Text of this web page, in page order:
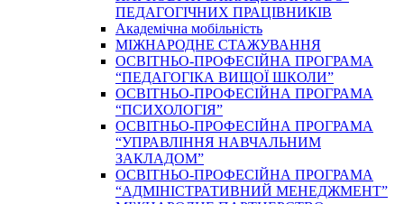
ПЕДАГОГІЧНИХ ПРАЦІВНИКІВ
Академічна мобільність
МІЖНАРОДНЕ СТАЖУВАННЯ
ОСВІТНЬО-ПРОФЕСІЙНА ПРОГРАМА
“ПЕДАГОГІКА ВИЩОЇ ШКОЛИ”
ОСВІТНЬО-ПРОФЕСІЙНА ПРОГРАМА
“ПСИХОЛОГІЯ”
ОСВІТНЬО-ПРОФЕСІЙНА ПРОГРАМА
“УПРАВЛІННЯ НАВЧАЛЬНИМ
ЗАКЛАДОМ”
ОСВІТНЬО-ПРОФЕСІЙНА ПРОГРАМА
“АДМІНІСТРАТИВНИЙ МЕНЕДЖМЕНТ”